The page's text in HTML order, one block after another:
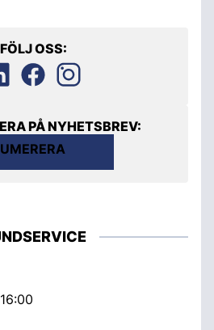
FÖLJ OSS:
PÅ NYHETSBREV: